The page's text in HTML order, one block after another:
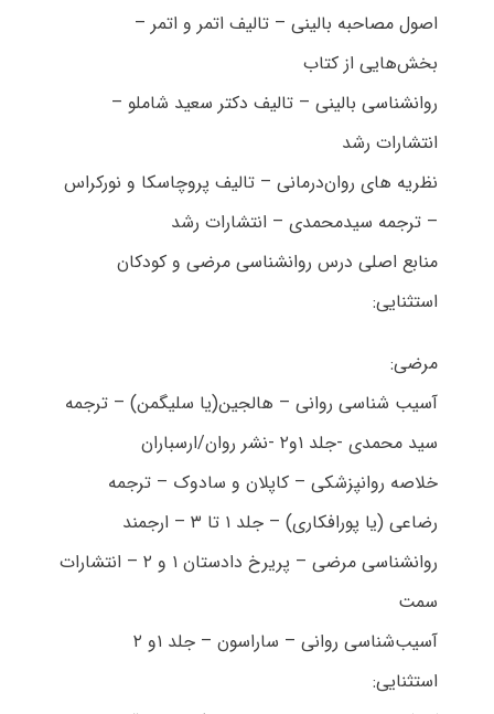
اصول مصاحبه بالینی – تالیف اتمر و اتمر –
بخش‌هایی از کتاب
روانشناسی بالینی – تالیف دکتر سعید شاملو –
انتشارات رشد
نظریه های روان‌درمانی – تالیف پروچاسکا و نورکراس
– ترجمه سیدمحمدی – انتشارات رشد
منابع اصلی درس روانشناسی مرضی و کودکان
استثنایی:
مرضی:
آسیب شناسی روانی – هالجین(یا سلیگمن) – ترجمه
سید محمدی -جلد ۱و۲ -نشر روان/ارسباران
خلاصه روانپزشکی – کاپلان و سادوک – ترجمه
رضاعی (یا پورافکاری) – جلد ۱ تا ۳ – ارجمند
روانشناسی مرضی – پریرخ دادستان ۱ و ۲ – انتشارات
سمت
آسیب‌شناسی روانی – ساراسون – جلد ۱و ۲
استثنایی: